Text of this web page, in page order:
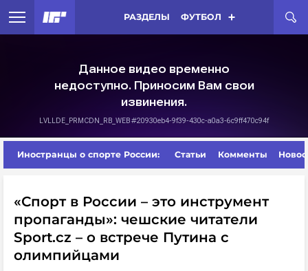
РАЗДЕЛЫ ФУТБОЛ
Иностранцы о спорте России: Статьи Комменты
«Спорт в России – это инструмент
пропаганды»: чешские читатели
Sport.cz – о встрече Путина с
олимпийцами